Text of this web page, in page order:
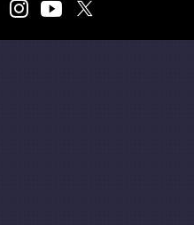
FlipboardInstagram
Youtube